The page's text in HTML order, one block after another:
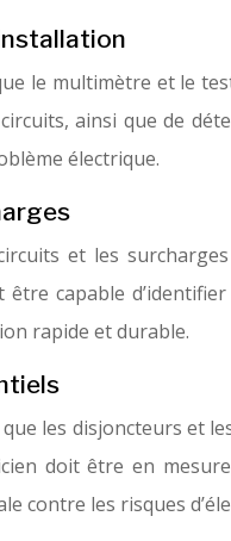
le multimètre et le
ainsi que de
électrique.
et les
capable
rapide et durable.
les disjoncteurs et
doit être en
contre les risques